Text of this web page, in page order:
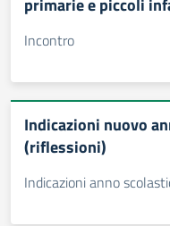
primarie e piccoli
Incontro
Indicazioni nuovo
(riflessioni)
Indicazioni anno